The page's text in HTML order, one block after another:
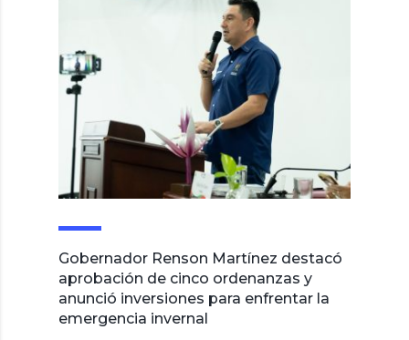
Gobernador Renson Martínez destacó
aprobación de cinco ordenanzas y
anunció inversiones para enfrentar la
emergencia invernal